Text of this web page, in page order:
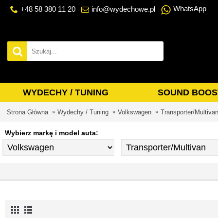
+48 58 380 11 20 info@wydechowe.pl WhatsApp
WYDECHY / TUNING SOUND
Strona Główna Wydechy / Tuning Volkswagen Transporter/Multivan
Wybierz markę i model auta: